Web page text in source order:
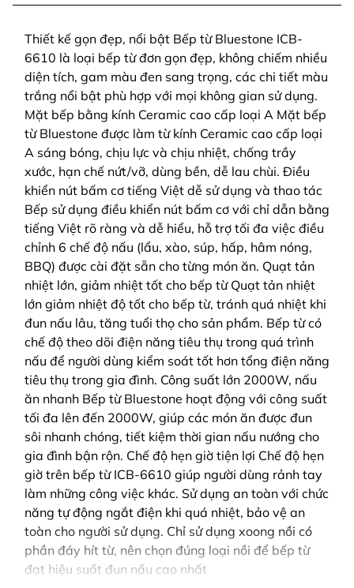
Thiết kế gọn đẹp, nổi bật Bếp từ Bluestone ICB-
6610 là loại bếp từ đơn gọn đẹp, không chiếm nhiều
diện tích, gam màu đen sang trọng, các chi tiết màu
trắng nổi bật phù hợp với mọi không gian sử dụng.
Mặt bếp bằng kính Ceramic cao cấp loại A Mặt bếp
từ Bluestone được làm từ kính Ceramic cao cấp loại
A sáng bóng, chịu lực và chịu nhiệt, chống trầy
xước, hạn chế nứt/vỡ, dùng bền, dễ lau chùi. Điều
khiển nút bấm cơ tiếng Việt dễ sử dụng và thao tác
Bếp sử dụng điều khiển nút bấm cơ với chỉ dẫn bằng
tiếng Việt rõ ràng và dễ hiểu, hỗ trợ tối đa việc điều
chỉnh 6 chế độ nấu (lẩu, xào, súp, hấp, hâm nóng,
BBQ) được cài đặt sẵn cho từng món ăn. Quạt tản
nhiệt lớn, giảm nhiệt tốt cho bếp từ Quạt tản nhiệt
lớn giảm nhiệt độ tốt cho bếp từ, tránh quá nhiệt khi
đun nấu lâu, tăng tuổi thọ cho sản phẩm. Bếp từ có
chế độ theo dõi điện năng tiêu thụ trong quá trình
nấu để người dùng kiểm soát tốt hơn tổng điện năng
tiêu thụ trong gia đình. Công suất lớn 2000W, nấu
ăn nhanh Bếp từ Bluestone hoạt động với công suất
tối đa lên đến 2000W, giúp các món ăn được đun
sôi nhanh chóng, tiết kiệm thời gian nấu nướng cho
gia đình bận rộn. Chế độ hẹn giờ tiện lợi Chế độ hẹn
giờ trên bếp từ ICB-6610 giúp người dùng rảnh tay
làm những công việc khác. Sử dụng an toàn với chức
năng tự động ngắt điện khi quá nhiệt, bảo vệ an
toàn cho người sử dụng. Chỉ sử dụng xoong nồi có
phần đáy hít từ, nên chọn đúng loại nồi để bếp từ
đạt hiệu suất đun nấu cao nhất